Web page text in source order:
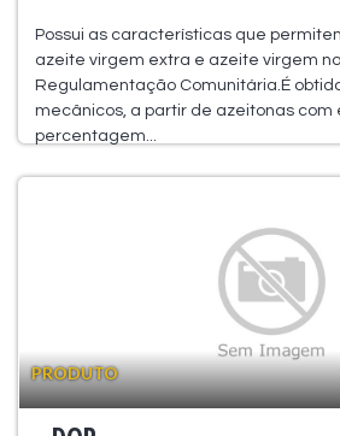
Possui as características que
azeite virgem extra e azeite virgem
Regulamentação Comunitária.É
mecânicos, a partir de azeitonas com
percentagem...
PRODUTO